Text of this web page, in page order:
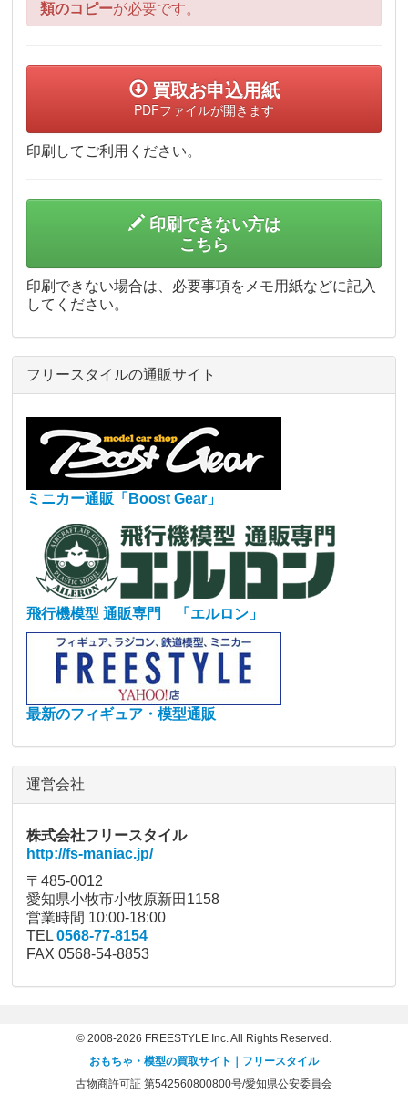
類のコピーが必要です。
買取お申込用紙
PDFファイルが開きます
印刷してご利用ください。
印刷できない方は
こちら
印刷できない場合は、必要事項をメモ用紙などに記入
してください。
フリースタイルの通販サイト
ミニカー通販「Boost Gear」
飛行機模型 通販専門 「エルロン」
最新のフィギュア・模型通販
運営会社
株式会社フリースタイル
http://fs-maniac.jp/
〒485-0012
愛知県小牧市小牧原新田1158
営業時間 10:00-18:00
TEL0568-77-8154
FAX 0568-54-8853
© 2008-2026 FREESTYLE Inc. All Rights Reserved.
おもちゃ・模型の買取サイト｜フリースタイル
古物商許可証 第542560800800号/愛知県公安委員会